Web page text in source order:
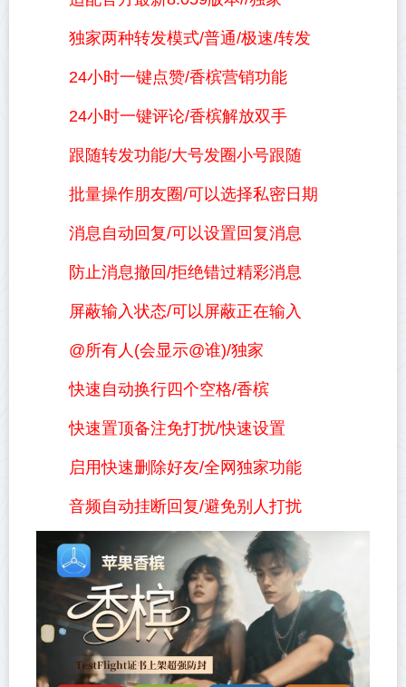
独家两种转发模式/普通/极速/转发
24小时一键点赞/香槟营销功能
24小时一键评论/香槟解放双手
跟随转发功能/大号发圈小号跟随
批量操作朋友圈/可以选择私密日期
消息自动回复/可以设置回复消息
防止消息撤回/拒绝错过精彩消息
屏蔽输入状态/可以屏蔽正在输入
@所有人(会显示@谁)/独家
快速自动换行四个空格/香槟
快速置顶备注免打扰/快速设置
启用快速删除好友/全网独家功能
音频自动挂断回复/避免别人打扰